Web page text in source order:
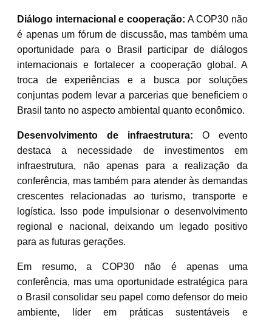
Diálogo internacional e cooperação: A COP30 não
é apenas um fórum de discussão, mas também uma
oportunidade para o Brasil participar de diálogos
internacionais e fortalecer a cooperação global. A
troca de experiências e a busca por soluções
conjuntas podem levar a parcerias que beneficiem o
Brasil tanto no aspecto ambiental quanto econômico.
Desenvolvimento de infraestrutura: O evento
destaca a necessidade de investimentos em
infraestrutura, não apenas para a realização da
conferência, mas também para atender às demandas
crescentes relacionadas ao turismo, transporte e
logística. Isso pode impulsionar o desenvolvimento
regional e nacional, deixando um legado positivo
para as futuras gerações.
Em resumo, a COP30 não é apenas uma
conferência, mas uma oportunidade estratégica para
o Brasil consolidar seu papel como defensor do meio
ambiente, líder em práticas sustentáveis e